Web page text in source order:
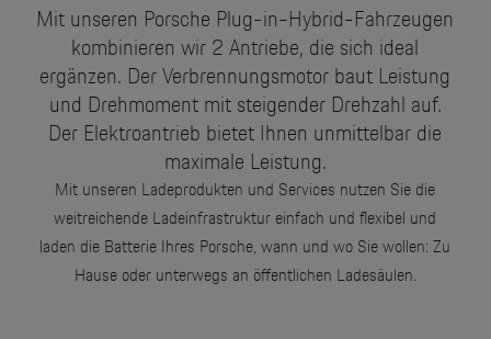
Motorsport & Events
Service & Zubehör
Wir über uns
Newsletter
Porsche Shop
Porsche Connect
Newsletter abonnieren
YouTube Channel
Porsche Gebrauchtwagen
Konfigurator
Car Configurator
Mit unseren Porsche Plug-in-Hybrid-Fahrzeugen
kombinieren wir 2 Antriebe, die sich ideal
ergänzen. Der Verbrennungsmotor baut Leistung
und Drehmoment mit steigender Drehzahl auf.
Der Elektroantrieb bietet Ihnen unmittelbar die
maximale Leistung.
Mit unseren Ladeprodukten und Services nutzen Sie die
weitreichende Ladeinfrastruktur einfach und flexibel und
laden die Batterie Ihres Porsche, wann und wo Sie wollen: Zu
Hause oder unterwegs an öffentlichen Ladesäulen.